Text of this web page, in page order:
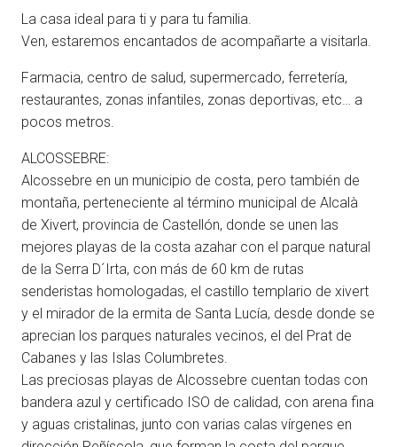
La casa ideal para ti y para tu familia.
Ven, estaremos encantados de acompañarte a visitarla.
Farmacia, centro de salud, supermercado, ferretería,
restaurantes, zonas infantiles, zonas deportivas, etc… a
pocos metros.
ALCOSSEBRE:
Alcossebre en un municipio de costa, pero también de
montaña, perteneciente al término municipal de Alcalà
de Xivert, provincia de Castellón, donde se unen las
mejores playas de la costa azahar con el parque natural
de la Serra D´Irta, con más de 60 km de rutas
senderistas homologadas, el castillo templario de xivert
y el mirador de la ermita de Santa Lucía, desde donde se
aprecian los parques naturales vecinos, el del Prat de
Cabanes y las Islas Columbretes.
Las preciosas playas de Alcossebre cuentan todas con
bandera azul y certificado ISO de calidad, con arena fina
y aguas cristalinas, junto con varias calas vírgenes en